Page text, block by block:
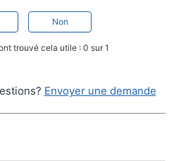
Non
trouvé cela utile : 0 sur 1
Envoyer une demande